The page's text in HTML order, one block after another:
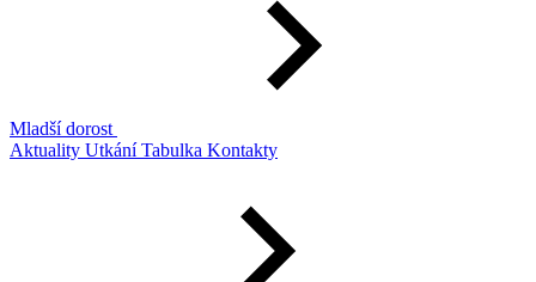
Mladší dorost
Aktuality UtkáníTabulka Kontakty